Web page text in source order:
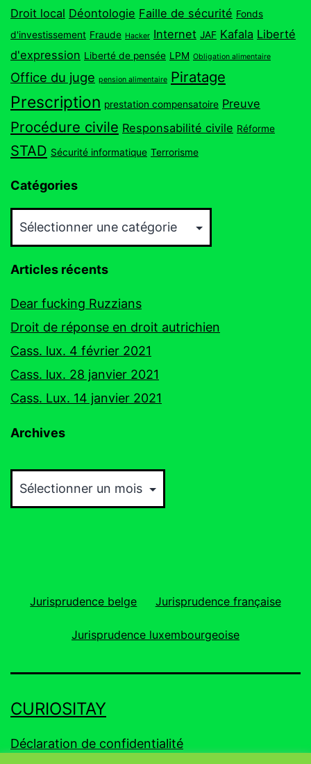
Droit local Déontologie Faille de sécurité Fonds
d'investissement Fraude Hacker Internet JAF Kafala Liberté
d'expression Liberté de pensée LPM Obligation alimentaire
Office du juge pension alimentaire Piratage
Prescription prestation compensatoire Preuve
Procédure civile Responsabilité civile Réforme
STAD Sécurité informatique Terrorisme
Catégories
Articles récents
Dear fucking Ruzzians
Droit de réponse en droit autrichien
Cass. lux. 4 février 2021
Cass. lux. 28 janvier 2021
Cass. Lux. 14 janvier 2021
Archives
Jurisprudence belge Jurisprudence française
Jurisprudence luxembourgeoise
CURIOSITAY
Déclaration de confidentialité